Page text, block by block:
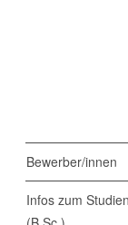
Bewerber/innen
Infos zum